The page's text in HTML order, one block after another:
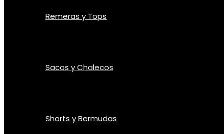
Remeras y Tops
Sacos y Chalecos
Shorts y Bermudas